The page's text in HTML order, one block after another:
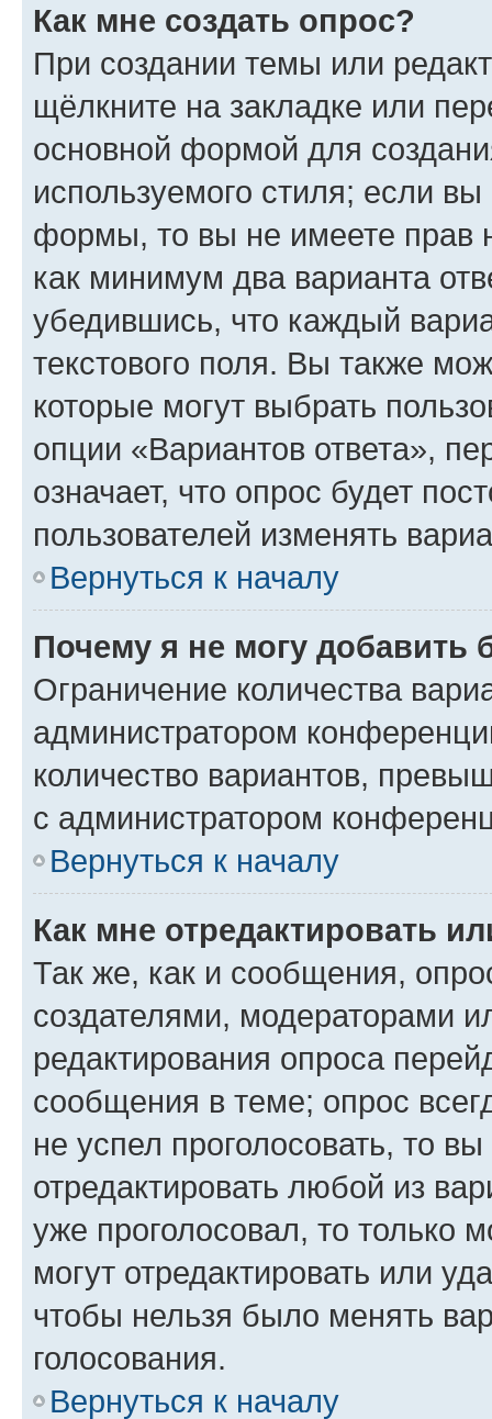
Как мне создать опрос?
При создании темы или
щёлкните на закладке или
основной формой для
используемого стиля; если
формы, то вы не имеете прав
как минимум два варианта
убедившись, что каждый
текстового поля. Вы также
которые могут выбрать
опции «Вариантов ответа»,
означает, что опрос будет
пользователей изменять
Вернуться к началу
Почему я не могу добавить
Ограничение количества
администратором
количество вариантов,
с администратором
Вернуться к началу
Как мне отредактировать
Так же, как и сообщения,
создателями, модераторами
редактирования опроса
сообщения в теме; опрос
не успел проголосовать, то
отредактировать любой из
уже проголосовал, то только
могут отредактировать или
чтобы нельзя было менять
голосования.
Вернуться к началу